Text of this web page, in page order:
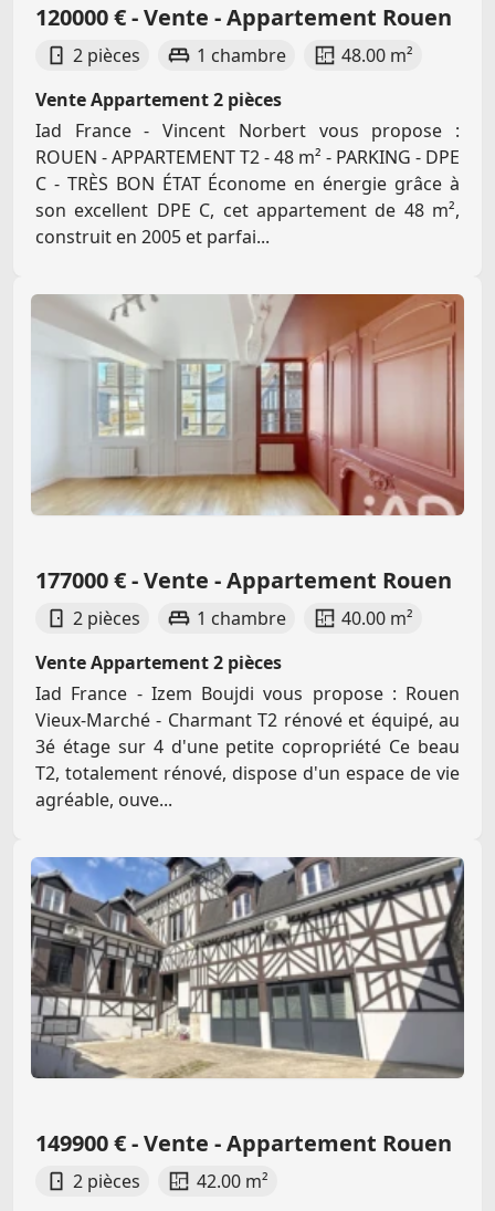
120000 € - Vente - Appartement Rouen
2 pièces 1 chambre
48.00 m²
Vente Appartement 2 pièces
Iad France - Vincent Norbert vous propose :
ROUEN - APPARTEMENT T2 - 48 m² - PARKING - DPE
C - TRÈS BON ÉTAT Économe en énergie grâce à
son excellent DPE C, cet appartement de 48 m²,
construit en 2005 et parfai...
177000 € - Vente - Appartement Rouen
2 pièces 1 chambre
40.00 m²
Vente Appartement 2 pièces
Iad France - Izem Boujdi vous propose : Rouen
Vieux-Marché - Charmant T2 rénové et équipé, au
3é étage sur 4 d'une petite copropriété Ce beau
T2, totalement rénové, dispose d'un espace de vie
agréable, ouve...
149900 € - Vente - Appartement Rouen
2 pièces
42.00 m²